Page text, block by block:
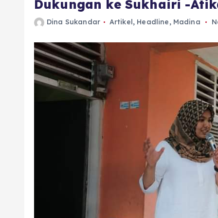
Dukungan ke Sukhairi -
Dina Sukandar Artikel, Headline, Madina